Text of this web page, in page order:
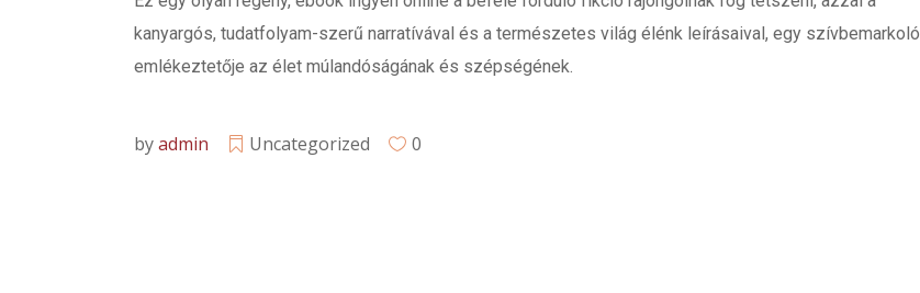
kanyargós, tudatfolyam-szerű narratívával és a természetes világ élénk leírásaival, egy szívbemarkoló
emlékeztetője az élet múlandóságának és szépségének.
byadmin Uncategorized 0